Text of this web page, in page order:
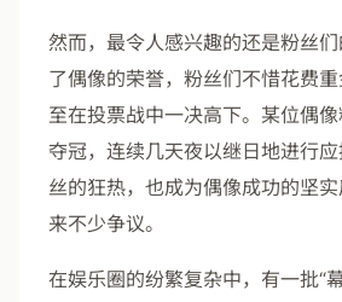
然而，最令人感兴趣的还是粉丝们
了偶像的荣誉，粉丝们不惜花费
至在投票战中一决高下。某位偶
夺冠，连续几天夜以继日地进行
丝的狂热，也成为偶像成功的坚
来不少争议。
在娱乐圈的纷繁复杂中，有一批“